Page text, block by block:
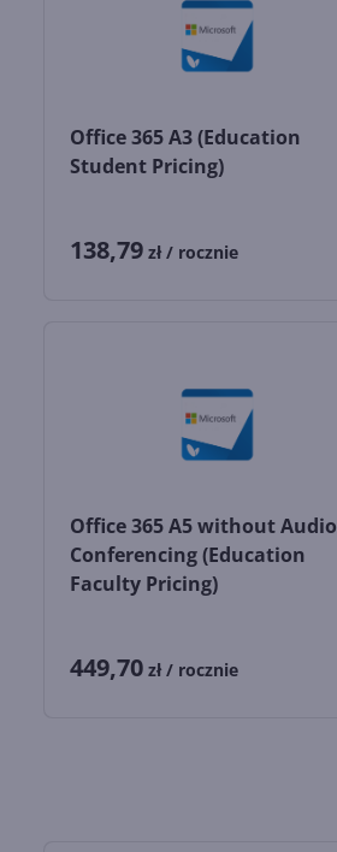
Office 365 A3 (Education
Student Pricing)
138,79 zł / rocznie
Office 365 A5 without Audio
Conferencing (Education
Faculty Pricing)
449,70 zł / rocznie